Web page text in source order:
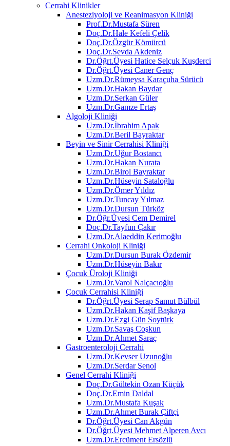
Cerrahi Klinikler
Anesteziyoloji ve Reanimasyon Kliniği
Prof.Dr.Mustafa Süren
Doç.Dr.Hale Kefeli Çelik
Doç.Dr.Özgür Kömürcü
Doç.Dr.Sevda Akdeniz
Dr.Öğrt.Üyesi Hatice Selçuk Kuşderci
Dr.Öğrt.Üyesi Caner Genç
Uzm.Dr.Rümeysa Karaçuha Sürücü
Uzm.Dr.Hakan Baydar
Uzm.Dr.Serkan Güler
Uzm.Dr.Gamze Ertaş
Algoloji Kliniği
Uzm.Dr.İbrahim Apak
Uzm.Dr.Beril Bayraktar
Beyin ve Sinir Cerrahisi Kliniği
Uzm.Dr.Uğur Bostancı
Uzm.Dr.Hakan Nurata
Uzm.Dr.Birol Bayraktar
Uzm.Dr.Hüseyin Sataloğlu
Uzm.Dr.Ömer Yıldız
Uzm.Dr.Tuncay Yılmaz
Uzm.Dr.Dursun Türköz
Dr.Öğr.Üyesi Cem Demirel
Doç.Dr.Tayfun Çakır
Uzm.Dr.Alaeddin Kerimoğlu
Cerrahi Onkoloji Kliniği
Uzm.Dr.Dursun Burak Özdemir
Uzm.Dr.Hüseyin Bakır
Çocuk Üroloji Kliniği
Uzm.Dr.Varol Nalçacıoğlu
Çocuk Cerrahisi Kliniği
Dr.Öğrt.Üyesi Serap Samut Bülbül
Uzm.Dr.Hakan Kaşif Başkaya
Uzm.Dr.Ezgi Gün Soytürk
Uzm.Dr.Savaş Coşkun
Uzm.Dr.Ahmet Saraç
Gastroenteroloji Cerrahi
Uzm.Dr.Kevser Uzunoğlu
Uzm.Dr.Serdar Şenol
Genel Cerrahi Kliniği
Doç.Dr.Gültekin Ozan Küçük
Doç.Dr.Emin Daldal
Uzm.Dr.Mustafa Kuşak
Uzm.Dr.Ahmet Burak Çiftçi
Dr.Öğrt.Üyesi Can Akgün
Dr.Öğrt.Üyesi Mehmet Alperen Avcı
Uzm.Dr.Ercüment Ersözlü